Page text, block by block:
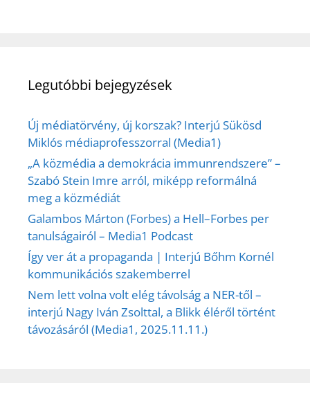
Legutóbbi bejegyzések
Új médiatörvény, új korszak? Interjú Sükösd
Miklós médiaprofesszorral (Media1)
„A közmédia a demokrácia immunrendszere” –
Szabó Stein Imre arról, miképp reformálná
meg a közmédiát
Galambos Márton (Forbes) a Hell–Forbes per
tanulságairól – Media1 Podcast
Így ver át a propaganda | Interjú Bőhm Kornél
kommunikációs szakemberrel
Nem lett volna volt elég távolság a NER-től –
interjú Nagy Iván Zsolttal, a Blikk éléről történt
távozásáról (Media1, 2025.11.11.)